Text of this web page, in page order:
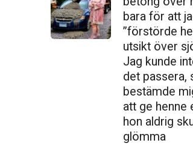
bara för att
”förstörde
utsikt över
Jag kunde
det passera,
bestämde
att ge henne
hon aldrig
glömma